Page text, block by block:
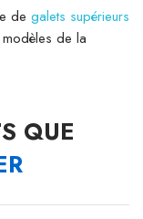
de galets supérieurs
de la
QUE